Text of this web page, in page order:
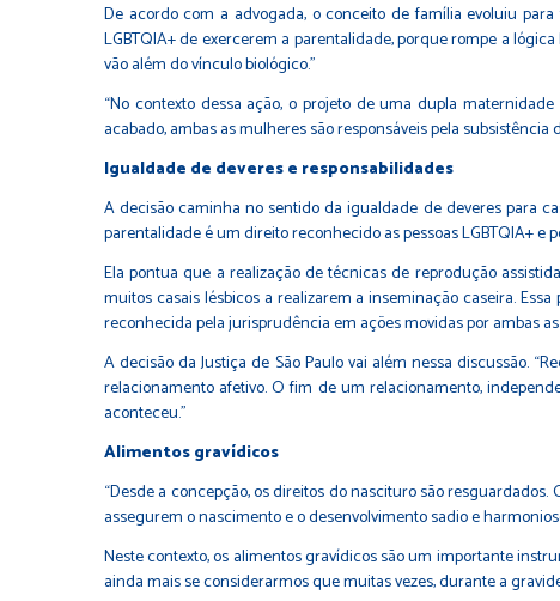
De acordo com a advogada, o conceito de família evoluiu
LGBTQIA+ de exercerem a parentalidade, porque rompe a
vão além do vínculo biológico.”
“No contexto dessa ação, o projeto de uma dupla
acabado, ambas as mulheres são responsáveis pela
Igualdade de deveres e responsabilidades
A decisão caminha no sentido da igualdade de deveres para
parentalidade é um direito reconhecido as pessoas LGBTQIA+ e
Ela pontua que a realização de técnicas de reprodução
muitos casais lésbicos a realizarem a inseminação caseira.
reconhecida pela jurisprudência em ações movidas por ambas
A decisão da Justiça de São Paulo vai além nessa discussão.
relacionamento afetivo. O fim de um relacionamento,
aconteceu.”
Alimentos gravídicos
“Desde a concepção, os direitos do nascituro são resguardados.
assegurem o nascimento e o desenvolvimento sadio e
Neste contexto, os alimentos gravídicos são um importante
ainda mais se considerarmos que muitas vezes, durante a